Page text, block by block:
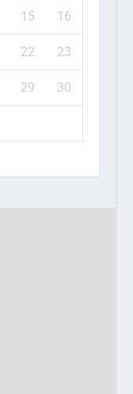
15 16
22 23
29 30